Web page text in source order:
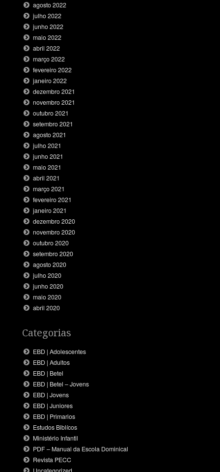
agosto 2022
julho 2022
junho 2022
maio 2022
abril 2022
março 2022
fevereiro 2022
janeiro 2022
dezembro 2021
novembro 2021
outubro 2021
setembro 2021
agosto 2021
julho 2021
junho 2021
maio 2021
abril 2021
março 2021
fevereiro 2021
janeiro 2021
dezembro 2020
novembro 2020
outubro 2020
setembro 2020
agosto 2020
julho 2020
junho 2020
maio 2020
abril 2020
Categorias
EBD | Adolescentes
EBD | Adultos
EBD | Betel
EBD | Betel – Jovens
EBD | Jovens
EBD | Juniores
EBD | Primarios
Estudos Biblícos
Ministério Infantil
PDF – Manual da Escola Dominical
Revista PECC